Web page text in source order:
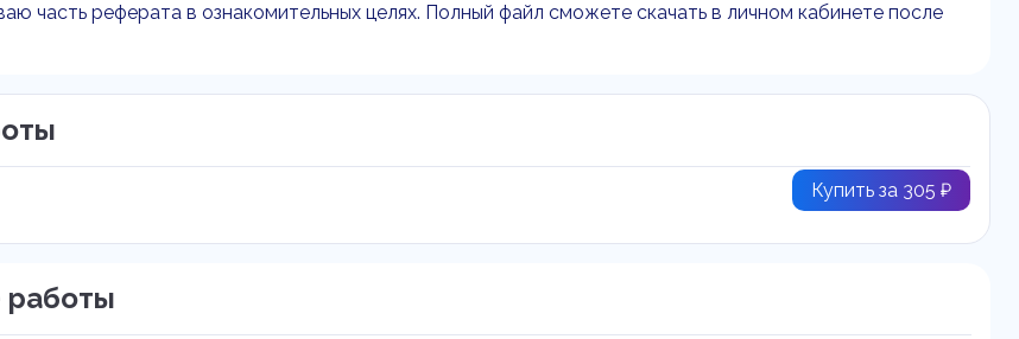
часть реферата в ознакомительных целях. Полный файл сможете скачать в личном кабинете после
Купить за 305 ₽
работы